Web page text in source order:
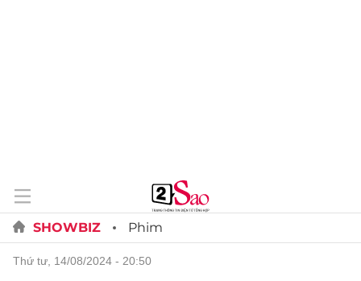
SHOWBIZ Phim
thứ tư, 14/08/2024 - 20:50